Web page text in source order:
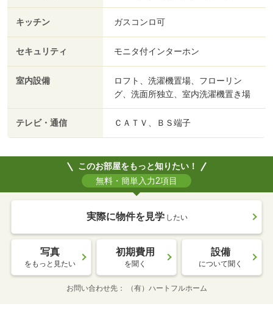
キッチン ガスコンロ可
セキュリティ モニタ付インターホン
室内設備
ロフト、洗濯機置場、フローリン
グ、洗面所独立、室内洗濯機置き場
テレビ・通信 ＣＡＴＶ、ＢＳ端子
このお部屋をもっと知りたい！
無料・簡単入力2項目
実際に物件を見学 したい
写真
をもっと見たい
初期費用
を聞く
設備
について聞く
お問い合わせ先 （有）ハートフルホーム